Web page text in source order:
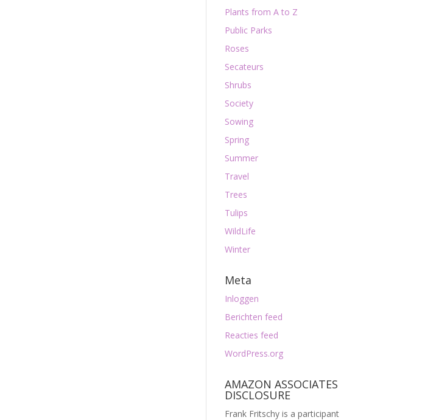
Plants from A to Z
Public Parks
Roses
Secateurs
Shrubs
Society
Sowing
Spring
Summer
Travel
Trees
Tulips
WildLife
Winter
Meta
Inloggen
Berichten feed
Reacties feed
WordPress.org
AMAZON ASSOCIATES
DISCLOSURE
Frank Fritschy is a participant